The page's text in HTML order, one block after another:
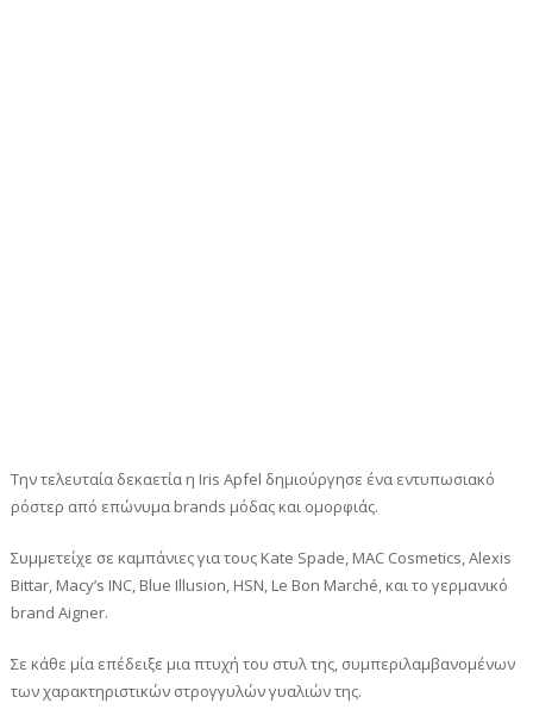
Την τελευταία δεκαετία η Iris Apfel δημιούργησε ένα εντυπωσιακό
ρόστερ από επώνυμα brands μόδας και ομορφιάς.
Συμμετείχε σε καμπάνιες για τους Kate Spade, MAC Cosmetics, Alexis
Bittar, Macy’s INC, Blue Illusion, HSN, Le Bon Marché, και το γερμανικό
brand Aigner.
Σε κάθε μία επέδειξε μια πτυχή του στυλ της, συμπεριλαμβανομένων
των χαρακτηριστικών στρογγυλών γυαλιών της.